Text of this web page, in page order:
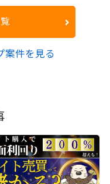
案件を見る